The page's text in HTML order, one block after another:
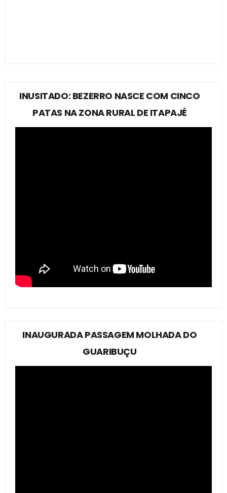
INUSITADO: BEZERRO NASCE COM CINCO
PATAS NA ZONA RURAL DE ITAPAJÉ
INAUGURADA PASSAGEM MOLHADA DO
GUARIBUÇU